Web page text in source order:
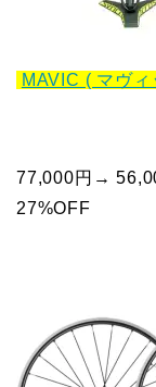
MAVIC ( マヴ
77,000円→
27%OFF